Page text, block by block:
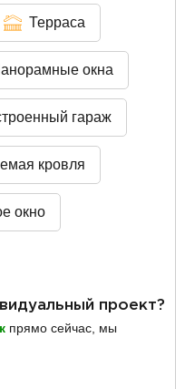
Терраса
окна
гараж
кровля
окно
проект?
прямо сейчас, мы